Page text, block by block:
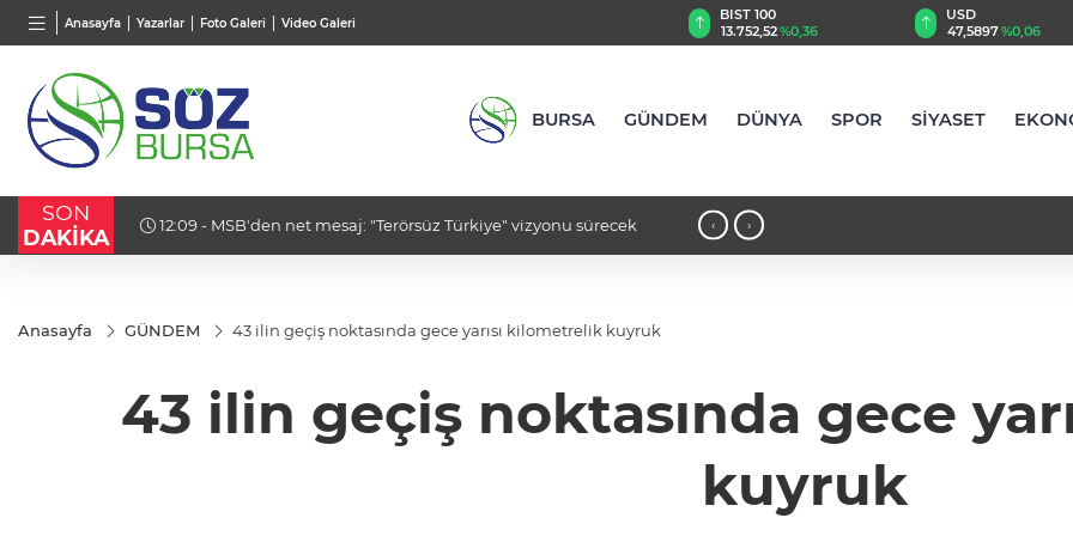
Anasayfa Yazarlar Foto Galeri Video Galeri
BGN
28,0626%0,37
VND
0,0018%0,19
BIST 100
13.752,52%0,36
USD
47,5897%0,06
BURSA GÜNDEM DÜNYA SPOR SİYASET
SON
DAKİKA
12:09 - MSB'den net mesaj: "Terörsüz Türkiye" vizyonu sürecek ‹ ›
Anasayfa GÜNDEM 43 ilin geçiş noktasında gece yarısı kilometrelik kuyruk
43 ilin geçiş noktasında gece
kuyruk